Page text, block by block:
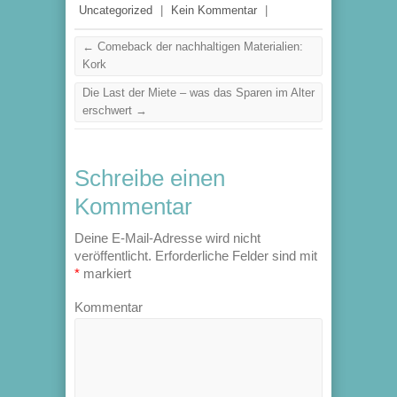
Uncategorized
Kein Kommentar
← Comeback der nachhaltigen Materialien:
Kork
Die Last der Miete – was das Sparen im Alter
erschwert →
Schreibe einen
Kommentar
Deine E-Mail-Adresse wird nicht
veröffentlicht. Erforderliche Felder sind mit
* markiert
Kommentar